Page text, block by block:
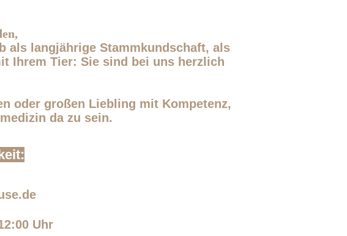
als langjährige Stammkundschaft, als
Ihrem Tier: Sie sind bei uns herzlich
oder großen Liebling mit Kompetenz,
da zu sein.
Uhr